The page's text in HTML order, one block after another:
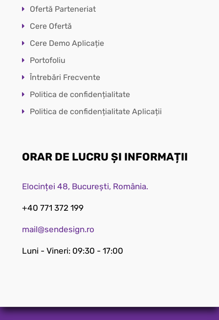
Ofertă Parteneriat
Cere Ofertă
Cere Demo Aplicație
Portofoliu
Întrebări Frecvente
Politica de confidențialitate
Politica de confidențialitate Aplicații
ORAR DE LUCRU ȘI INFORMAȚII
Elocinței 48, București, România.
+40 771 372 199
mail@sendesign.ro
Luni - Vineri: 09:30 - 17:00